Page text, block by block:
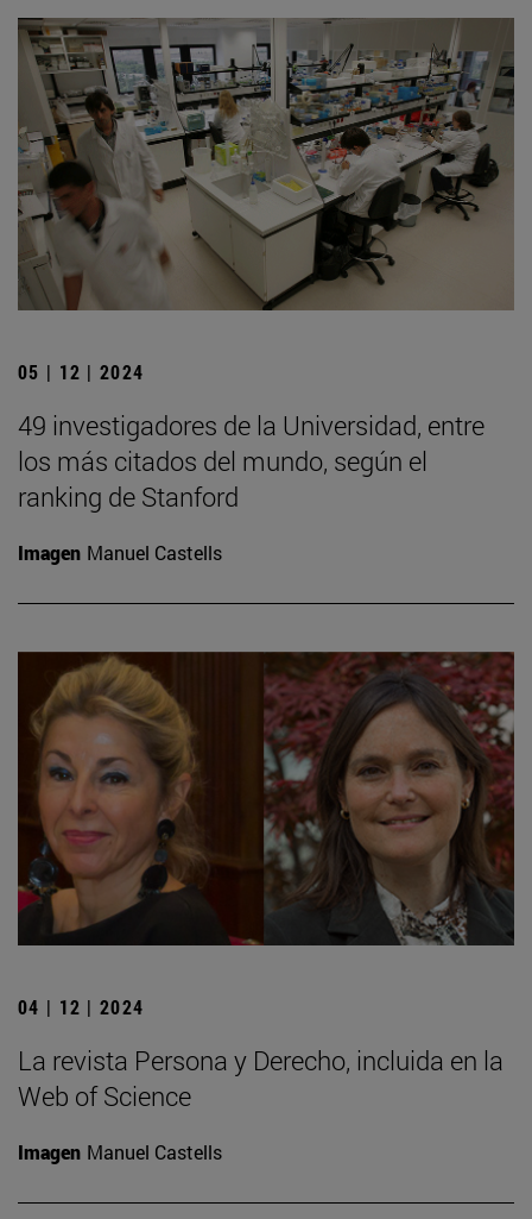
05 | 12 | 2024
49 investigadores de la Universidad, entre
los más citados del mundo, según el
ranking de Stanford
Imagen Manuel Castells
04 | 12 | 2024
La revista Persona y Derecho, incluida en la
Web of Science
Imagen Manuel Castells